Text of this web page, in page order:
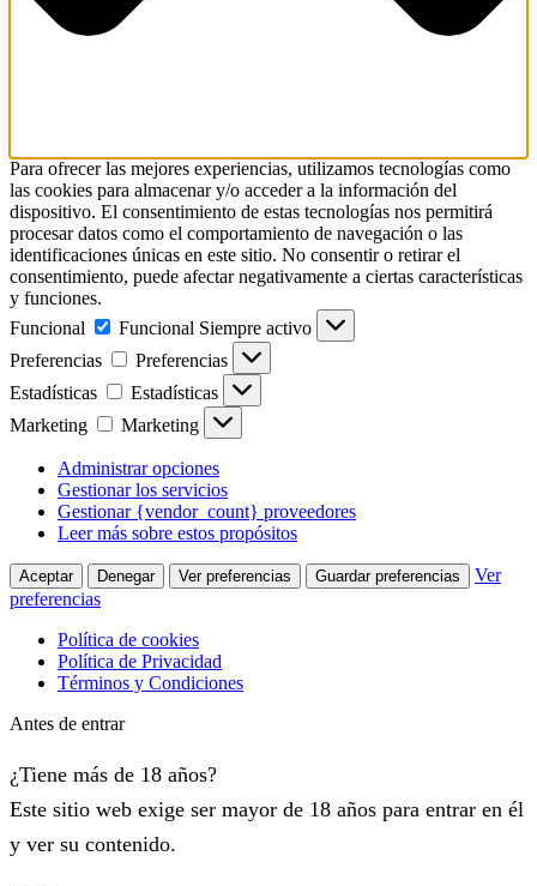
Para ofrecer las mejores experiencias, utilizamos tecnologías como
las cookies para almacenar y/o acceder a la información del
dispositivo. El consentimiento de estas tecnologías nos permitirá
procesar datos como el comportamiento de navegación o las
identificaciones únicas en este sitio. No consentir o retirar el
consentimiento, puede afectar negativamente a ciertas características
y funciones.
Funcional
Funcional Siempre activo
Preferencias
Preferencias
Estadísticas
Estadísticas
Marketing
Marketing
Administrar opciones
Gestionar los servicios
Gestionar {vendor_count} proveedores
Leer más sobre estos propósitos
Aceptar Denegar Ver preferencias Guardar preferencias
Ver
preferencias
Política de cookies
Política de Privacidad
Términos y Condiciones
Antes de entrar
¿Tiene más de 18 años?
Este sitio web exige ser mayor de 18 años para entrar en él
y ver su contenido.